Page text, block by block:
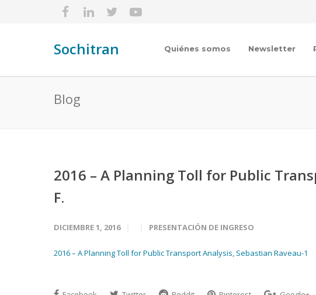
Sochitran Quiénes somos Newsletter
Blog
2016 – A Planning Toll for Public
F.
DICIEMBRE 1, 2016 PRESENTACIÓN DE INGRESO
2016 – A Planning Toll for Public Transport Analysis, Sebastian Raveau-1